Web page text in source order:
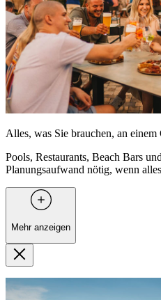
Alles, was Sie brauchen, an einem
Pools, Restaurants, Beach Bars
Planungsaufwand nötig, wenn
Mehr anzeigen